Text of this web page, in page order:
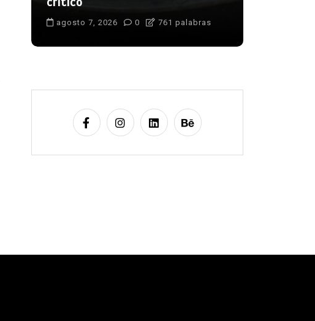
agosto 7, 2026 0 761 palabras